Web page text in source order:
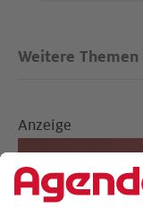
Weitere Themen
Anzeige